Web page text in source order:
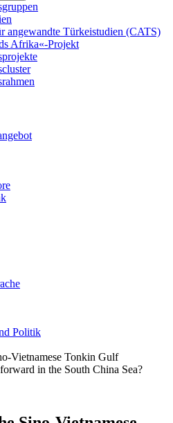
angewandte Türkeistudien (CATS)
Afrika«-Projekt
Politik
Vietnamese Tonkin Gulf
in the South China Sea?